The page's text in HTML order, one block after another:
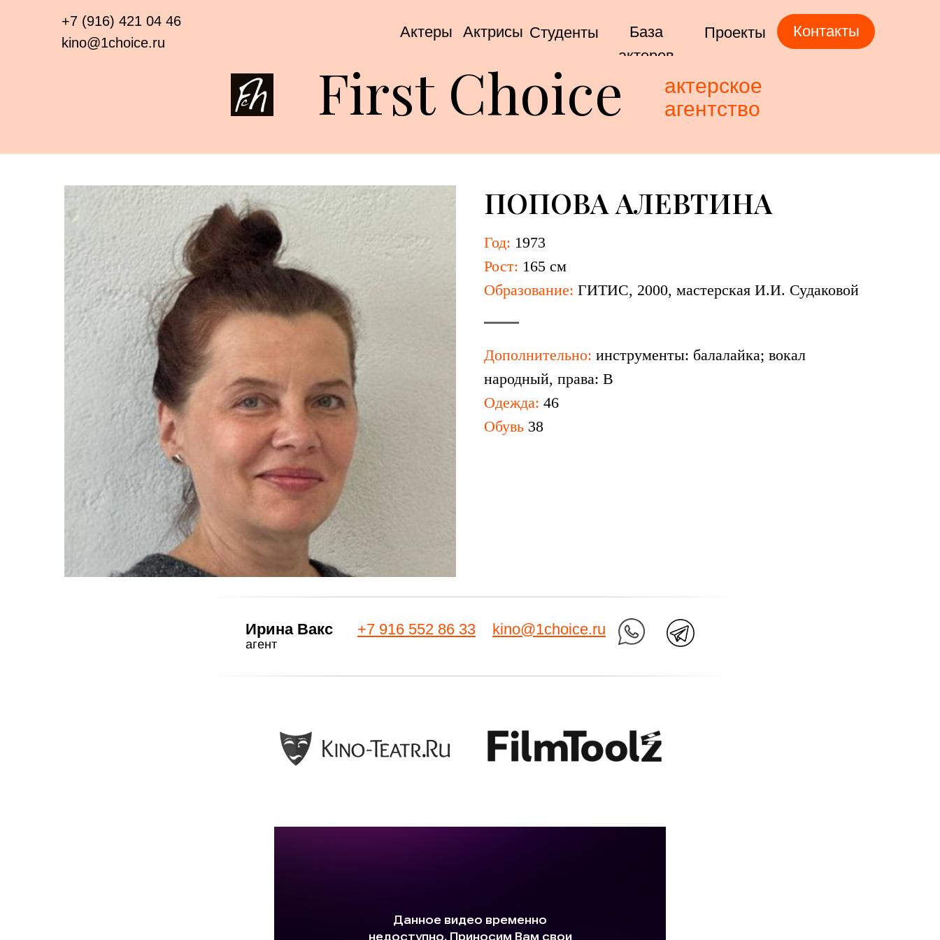
Актеры Актрисы
База
актеров
Студенты Проекты Контакты
+7 (916) 421 04 46
kino@1choice.ru
актерское
агентство
First Choice
ПОПОВА АЛЕВТИНА
Год: 1973
Рост: 165 см
Образование: ГИТИС, 2000, мастерская И.И. Судаковой
Дополнительно: инструменты: балалайка; вокал
народный, права: B
Одежда: 46
Обувь 38
Ирина Вакс +7 916 552 86 33 kino@1choice.ru
агент